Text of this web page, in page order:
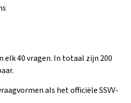
elk 40 vragen. In totaal zijn 200
als het officiële SSVV-